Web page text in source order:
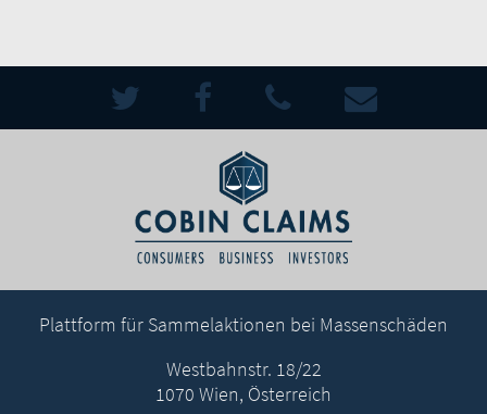
Plattform für Sammelaktionen bei Massenschäden
Westbahnstr. 18/22
1070 Wien, Österreich